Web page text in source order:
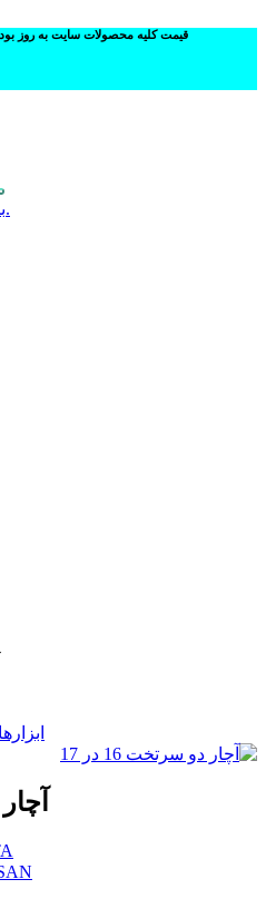
قیمت کلیه محصولات سایت به روز
برای محصولات بیشتر کلیک کنید.
آچار